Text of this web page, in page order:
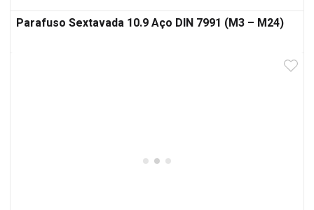
Parafuso Sextavada 10.9 Aço DIN 7991 (M3 – M24)